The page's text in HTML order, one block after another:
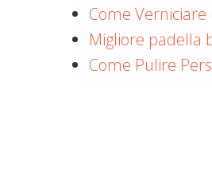
Come
Migliore padella
Come Pulire